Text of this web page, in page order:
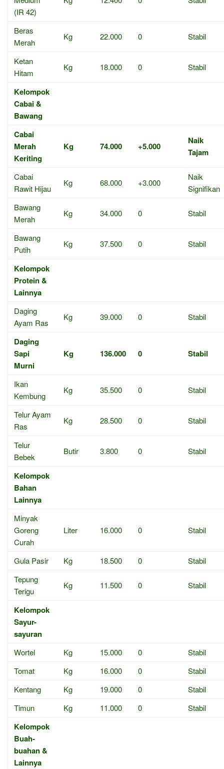
(IR 42)
Beras
Merah
Kg 22.000 0 Stabil
Ketan
Hitam
Kg 18.000 0 Stabil
Kelompok
Cabai &
Bawang
Cabai
Merah
Keriting
Kg 74.000 +5.000
Naik
Tajam
Cabai
Rawit Hijau
Kg 68.000 +3.000
Naik
Signifikan
Bawang
Merah
Kg 34.000 0 Stabil
Bawang
Putih
Kg 37.500 0 Stabil
Kelompok
Protein &
Lainnya
Daging
Ayam Ras
Kg 39.000 0 Stabil
Daging
Sapi
Murni
Kg 136.000 0 Stabil
Ikan
Kembung
Kg 35.500 0 Stabil
Telur Ayam
Ras
Kg 28.500 0 Stabil
Telur
Bebek
Butir 3.800 0 Stabil
Kelompok
Bahan
Lainnya
Minyak
Goreng
Curah
Liter 16.000 0 Stabil
Gula Pasir Kg 18.500 0
Stabil
Tepung
Terigu
Kg 11.500 0 Stabil
Kelompok
Sayur-
sayuran
Wortel Kg 15.000 0
Stabil
Tomat
Kg 16.000 0
Stabil
Kentang
Kg 19.000 0
Stabil
Timun
Kg 11.000 0 Stabil
Kelompok
Buah-
buahan &
Lainnya